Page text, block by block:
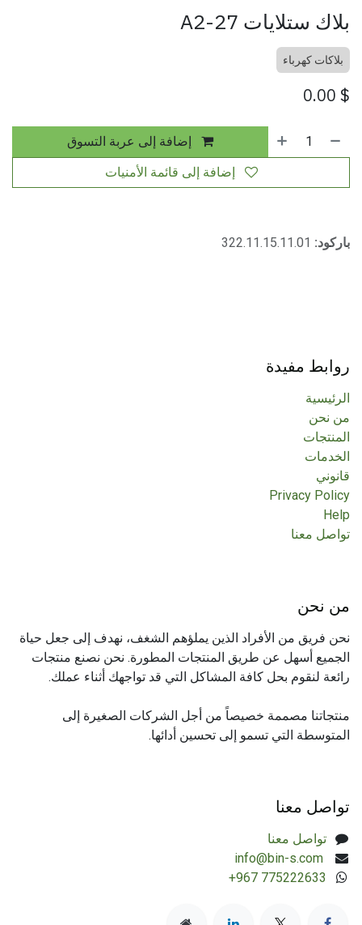
بلاك ستلايات A2-27
بلاكات كهرباء
$
0.00
إضافة إلى قائمة الأمنيات
باركود: 322.11.15.11.01
روابط مفيدة
الرئيسية
من نحن
المنتجات
الخدمات
قانوني
Privacy Policy
Help
تواصل معنا
من نحن
نحن فريق من الأفراد الذين يملؤهم الشغف، نهدف إلى جعل حياة
الجميع أسهل عن طريق المنتجات المطورة. نحن نصنع منتجات
رائعة لنقوم بحل كافة المشاكل التي قد تواجهك أثناء عملك.
منتجاتنا مصممة خصيصاً من أجل الشركات الصغيرة إلى
المتوسطة التي تسمو إلى تحسين أدائها.
تواصل معنا
تواصل معنا
+967 775222633